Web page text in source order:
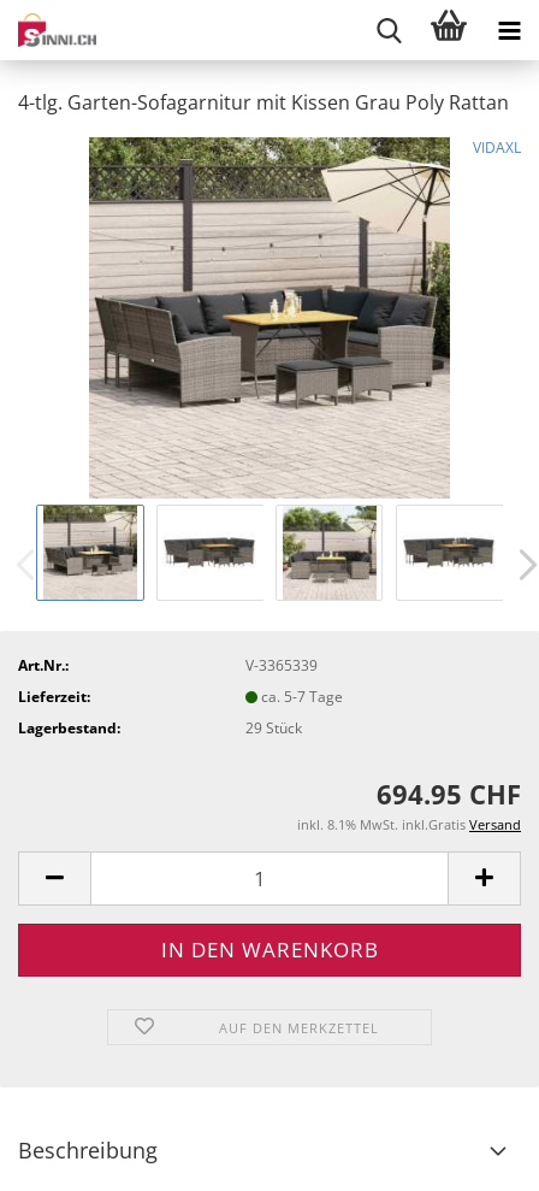
4-tlg. Garten-Sofagarnitur mit Kissen Grau Poly Rattan
VIDAXL
Art.Nr.:
V-3365339
Lieferzeit:
ca. 5-7 Tage
Lagerbestand:
29Stück
694.95 CHF
inkl. 8.1% MwSt. inkl.Gratis Versand
AUF DEN MERKZETTEL
Beschreibung